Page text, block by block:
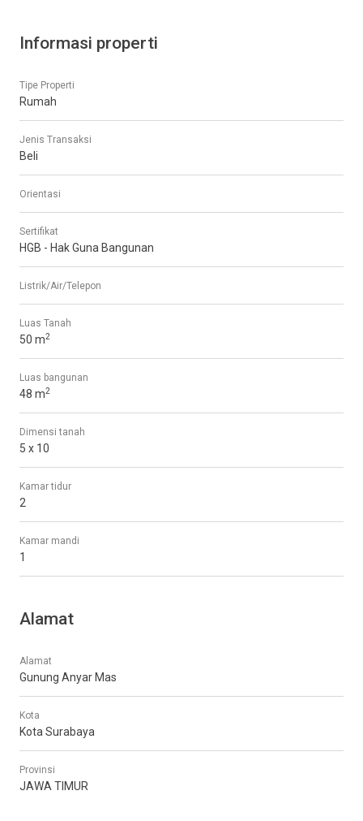
Informasi properti
Tipe Properti
Rumah
Jenis Transaksi
Beli
Orientasi
Sertifikat
HGB - Hak Guna Bangunan
Listrik/Air/Telepon
Luas Tanah
50 m2
Luas bangunan
48 m2
Dimensi tanah
5 x 10
Kamar tidur
2
Kamar mandi
1
Alamat
Alamat
Gunung Anyar Mas
Kota
Kota Surabaya
Provinsi
JAWA TIMUR